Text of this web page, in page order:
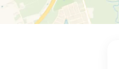
83
Vrijstaand